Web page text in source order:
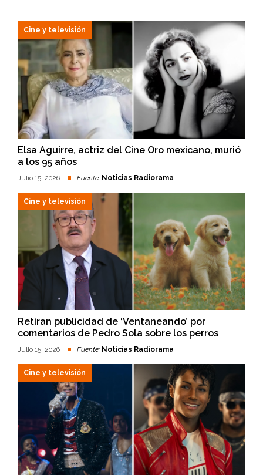
Cine y televisión
Elsa Aguirre, actriz del Cine Oro mexicano, murió
a los 95 años
Julio 15, 2026 Fuente: Noticias Radiorama
Cine y televisión
Retiran publicidad de ‘Ventaneando’ por
comentarios de Pedro Sola sobre los perros
Julio 15, 2026 Fuente: Noticias Radiorama
Cine y televisión